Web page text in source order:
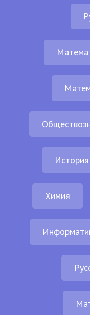
История
Химия